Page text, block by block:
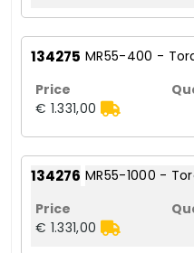
134275 MR55-400 -
€ 1.331,00
134276 MR55-1000 -
€ 1.331,00